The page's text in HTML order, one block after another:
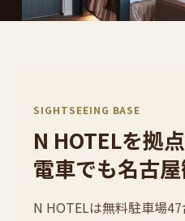
SIGHTSEEING BASE
N HOTELを拠点
電車でも名古
N HOTELは無料駐車場